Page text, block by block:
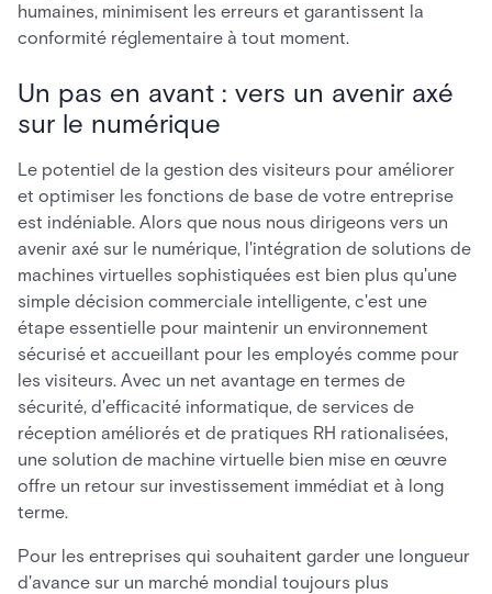
humaines, minimisent les erreurs et garantissent la
conformité réglementaire à tout moment.
Un pas en avant : vers un avenir axé
sur le numérique
Le potentiel de la gestion des visiteurs pour améliorer
et optimiser les fonctions de base de votre entreprise
est indéniable. Alors que nous nous dirigeons vers un
avenir axé sur le numérique, l'intégration de solutions de
machines virtuelles sophistiquées est bien plus qu'une
simple décision commerciale intelligente, c'est une
étape essentielle pour maintenir un environnement
sécurisé et accueillant pour les employés comme pour
les visiteurs. Avec un net avantage en termes de
sécurité, d'efficacité informatique, de services de
réception améliorés et de pratiques RH rationalisées,
une solution de machine virtuelle bien mise en œuvre
offre un retour sur investissement immédiat et à long
terme.
Pour les entreprises qui souhaitent garder une longueur
d'avance sur un marché mondial toujours plus